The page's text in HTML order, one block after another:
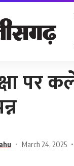
पर
March 24, 2025